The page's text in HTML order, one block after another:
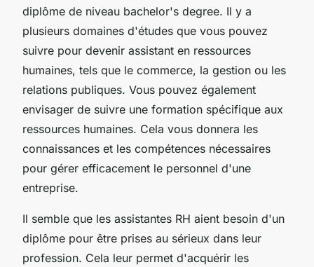
diplôme de niveau bachelor's degree. Il y a
plusieurs domaines d'études que vous pouvez
suivre pour devenir assistant en ressources
humaines, tels que le commerce, la gestion ou les
relations publiques. Vous pouvez également
envisager de suivre une formation spécifique aux
ressources humaines. Cela vous donnera les
connaissances et les compétences nécessaires
pour gérer efficacement le personnel d'une
entreprise.
Il semble que les assistantes RH aient besoin d'un
diplôme pour être prises au sérieux dans leur
profession. Cela leur permet d'acquérir les